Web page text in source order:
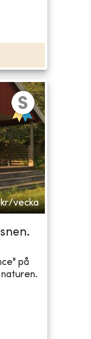
kr/vecka
på